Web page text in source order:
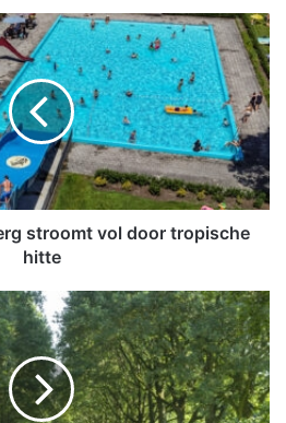
stroomt vol door tropische
hitte